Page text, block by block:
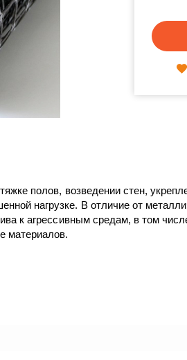
полов, возведении стен,
нагрузке. В отличие от
к агрессивным средам, в том
материалов.